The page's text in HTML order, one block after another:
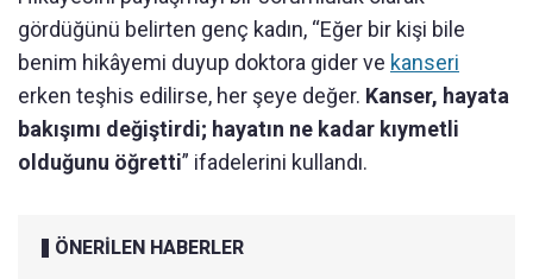
gördüğünü belirten genç kadın, “Eğer bir kişi bile
benim hikâyemi duyup doktora gider ve kanseri
erken teşhis edilirse, her şeye değer. Kanser, hayata
bakışımı değiştirdi; hayatın ne kadar kıymetli
olduğunu öğretti” ifadelerini kullandı.
ÖNERİLEN HABERLER